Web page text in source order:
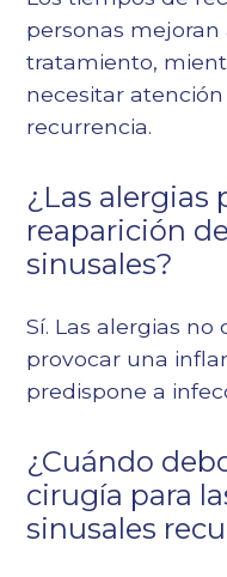
personas mejoran
tratamiento,
necesitar
recurrencia.
¿Las alergias
reaparición
sinusales?
Sí. Las alergias
provocar una
predispone a
¿Cuándo
cirugía para
sinusales